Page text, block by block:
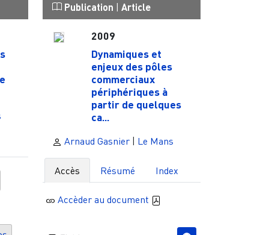
Publication | Article
2009
Dynamiques et
enjeux des pôles
commerciaux
périphériques à
partir de quelques
ca...
Arnaud Gasnier| Le Mans
Accès Résumé Index
Accèder au document